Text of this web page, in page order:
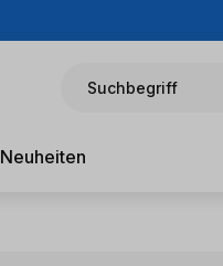
Suchbegriff
Neuheiten